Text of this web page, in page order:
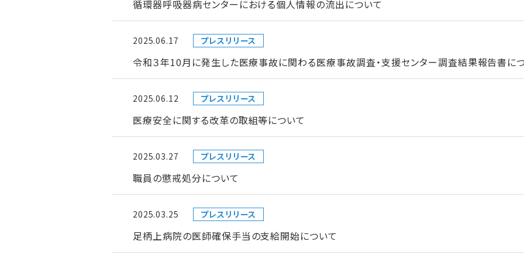
循環器呼吸器病センターにおける個人情報の流出について
2025.06.17 プレスリリース
令和３年10月に発生した医療事故に関わる医療事故調査・支援センター調査結果報告書に
2025.06.12 プレスリリース
医療安全に関する改革の取組等について
2025.03.27 プレスリリース
職員の懲戒処分について
2025.03.25 プレスリリース
足柄上病院の医師確保手当の支給開始について